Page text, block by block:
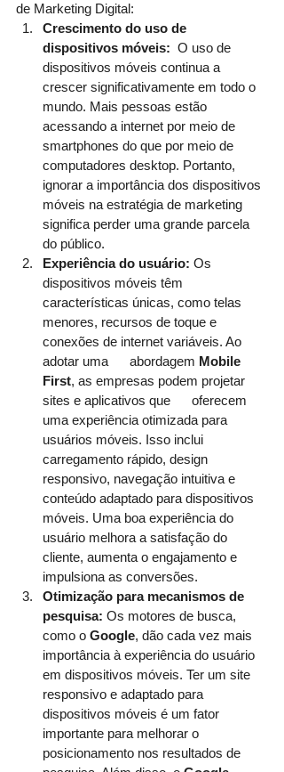
de Marketing Digital:
Crescimento do uso de
dispositivos móveis:
  O uso de
dispositivos móveis continua a
crescer significativamente em todo o
mundo. Mais pessoas estão
acessando a internet por meio de
smartphones do que por meio de
computadores desktop. Portanto,
ignorar a importância dos dispositivos
móveis na estratégia de marketing
significa perder uma grande parcela
do público.
Experiência do usuário: Os
dispositivos móveis têm
características únicas, como telas
menores, recursos de toque e
conexões de internet variáveis. Ao
adotar uma      abordagem Mobile
First, as empresas podem projetar
sites e aplicativos que      oferecem
uma experiência otimizada para
usuários móveis. Isso inclui
carregamento rápido, design
responsivo, navegação intuitiva e
conteúdo adaptado para dispositivos
móveis. Uma boa experiência do
usuário melhora a satisfação do
cliente, aumenta o engajamento e
impulsiona as conversões.
Otimização para mecanismos de
pesquisa: Os motores de busca,
como o Google, dão cada vez mais
importância à experiência do usuário
em dispositivos móveis. Ter um site
responsivo e adaptado para
dispositivos móveis é um fator
importante para melhorar o
posicionamento nos resultados de